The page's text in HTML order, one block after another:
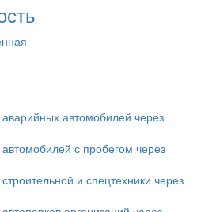
автомобилей через
с пробегом через
и спецтехники через